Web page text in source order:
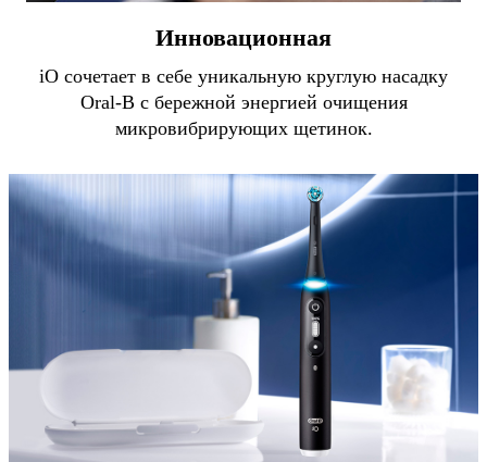
Инновационная
iO сочетает в себе уникальную круглую насадку
Oral-B с бережной энергией очищения
микровибрирующих щетинок.